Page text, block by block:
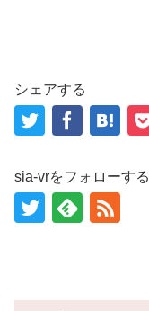
シェアする
sia-vrをフォローする